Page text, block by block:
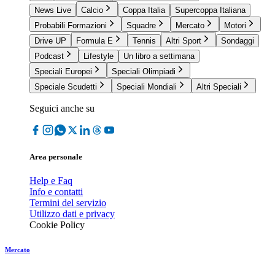
News Live
Calcio Coppa Italia
Supercoppa Italiana
Probabili Formazioni
Squadre Mercato
Motori
Drive UP
Formula E Tennis Altri Sport
Sondaggi
Podcast
Lifestyle
Un libro a settimana
Speciali Europei
Speciali Olimpiadi
Speciale Scudetti
Speciali Mondiali Altri Speciali
Seguici anche su
Area personale
Help e Faq
Info e contatti
Termini del servizio
Utilizzo dati e privacy
Cookie Policy
Mercato